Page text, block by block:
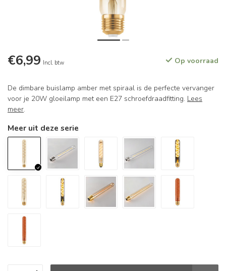
€6,99 Incl. btw Op voorraad
De dimbare buislamp amber met spiraal is de perfecte vervanger
voor je 20W gloeilamp met een E27 schroefdraadfitting. Lees
meer.
Meer uit deze serie